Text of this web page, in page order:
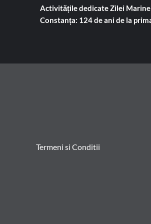
Activitățile dedicate Zilei
Constanța: 124 de ani de la
Termeni si Conditii